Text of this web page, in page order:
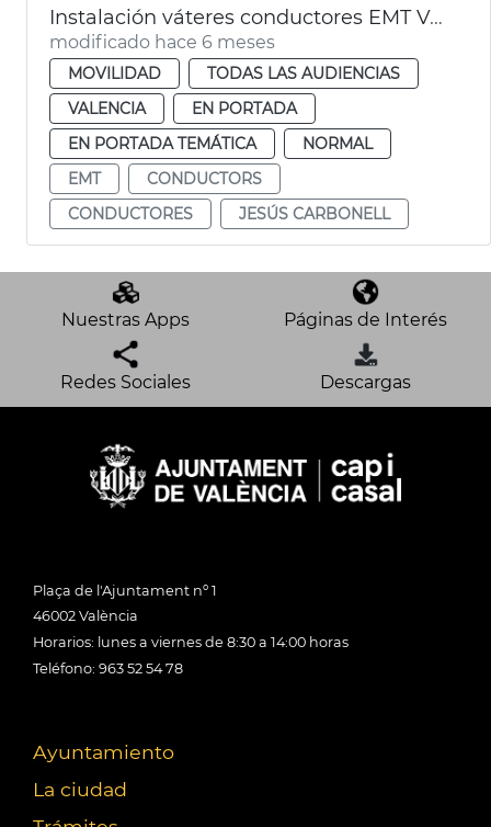
Instalación váteres conductores EMT València
modificado hace 6 meses
MOVILIDAD
TODAS LAS AUDIENCIAS
VALENCIA
EN PORTADA
EN PORTADA TEMÁTICA
NORMAL
EMT
CONDUCTORS
CONDUCTORES
JESÚS CARBONELL
Nuestras Apps Páginas de Interés
Redes Sociales Descargas
Plaça de l'Ajuntament nº 1
46002 València
Horarios: lunes a viernes de 8:30 a 14:00 horas
Teléfono: 963 52 54 78
Ayuntamiento
La ciudad